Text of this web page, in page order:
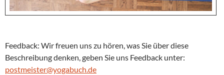
Feedback: Wir freuen uns zu hören, was Sie über diese
Beschreibung denken, geben Sie uns Feedback unter:
postmeister@yogabuch.de